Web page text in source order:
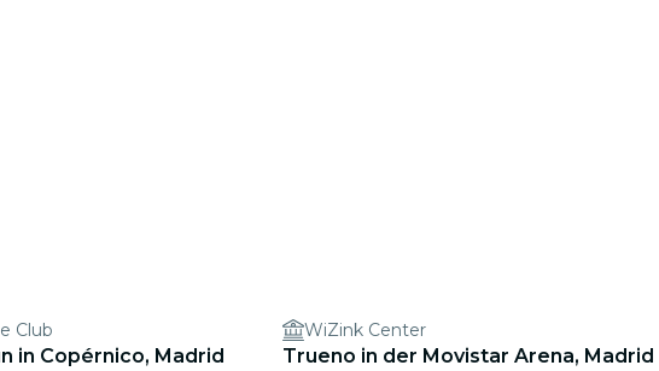
Club
in Copérnico, Madrid
WiZink Center
Trueno in der Movistar Arena, Madrid